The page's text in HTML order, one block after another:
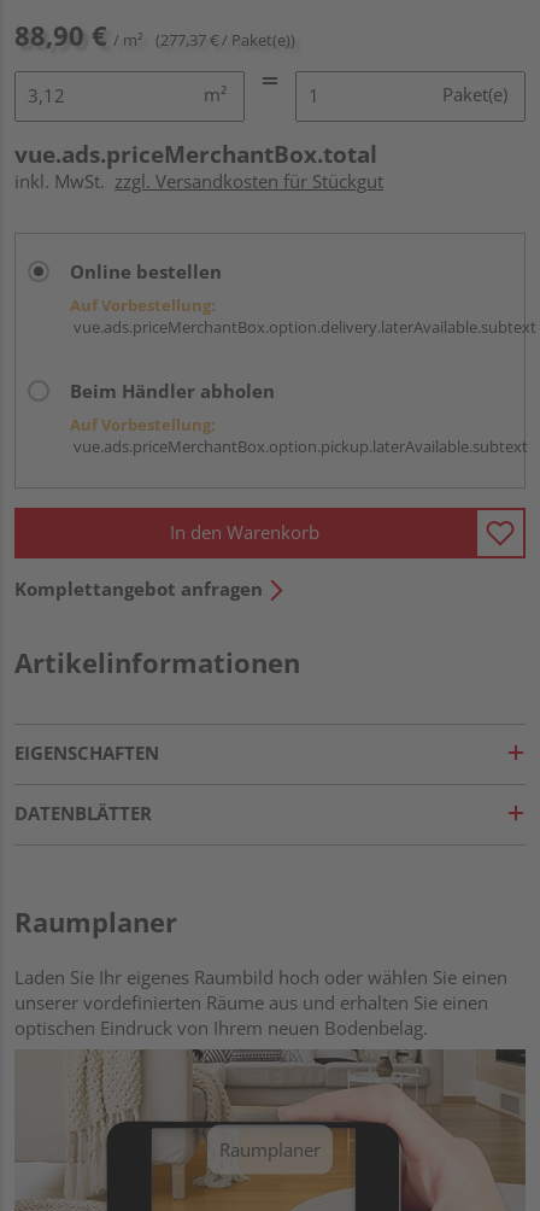
88,90 € / m² (277,37 € / Paket(e))
m² Paket(e)
vue.ads.priceMerchantBox.total
inkl. MwSt. zzgl. Versandkosten für Stückgut
Online bestellen
Auf Vorbestellung:
vue.ads.priceMerchantBox.option.delivery.laterAvailable.subtext
Beim Händler abholen
Auf Vorbestellung:
vue.ads.priceMerchantBox.option.pickup.laterAvailable.subtext
In den Warenkorb
Komplettangebot anfragen
Artikelinformationen
EIGENSCHAFTEN
DATENBLÄTTER
Raumplaner
Laden Sie Ihr eigenes Raumbild hoch oder wählen Sie einen
unserer vordefinierten Räume aus und erhalten Sie einen
optischen Eindruck von Ihrem neuen Bodenbelag.
Raumplaner